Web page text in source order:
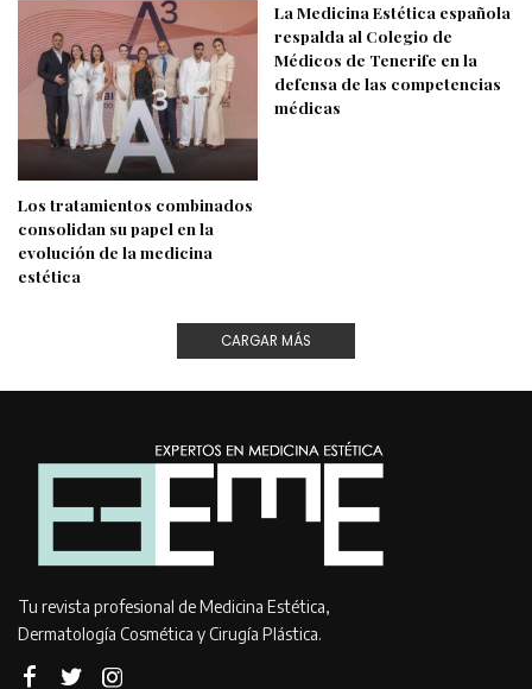
Los tratamientos combinados
consolidan su papel en la
evolución de la medicina
estética
La Medicina Estética española
respalda al Colegio de
Médicos de Tenerife en la
defensa de las competencias
médicas
CARGAR MÁS
Tu revista profesional de Medicina Estética,
Dermatología Cosmética y Cirugía Plástica.